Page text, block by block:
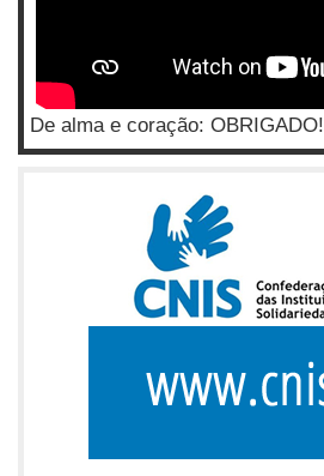
De alma e coração: OBRIGADO!